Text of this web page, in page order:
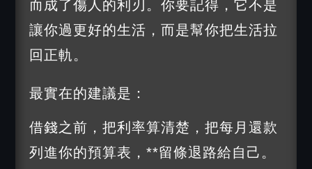
而成了傷人的利刃。你要記得，它不是
讓你過更好的生活，而是幫你把生活拉
回正軌。
最實在的建議是：
借錢之前，把利率算清楚，把每月還款
列進你的預算表，**留條退路給自己。